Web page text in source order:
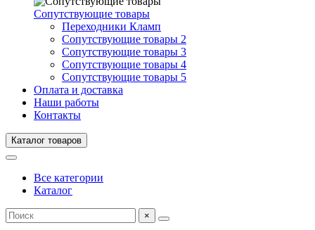
Сопутствующие товары
Переходники Кламп
Сопутствующие товары 2
Сопутствующие товары 3
Сопутствующие товары 4
Сопутствующие товары 5
Оплата и доставка
Наши работы
Контакты
Каталог товаров
Все категории
Каталог
×